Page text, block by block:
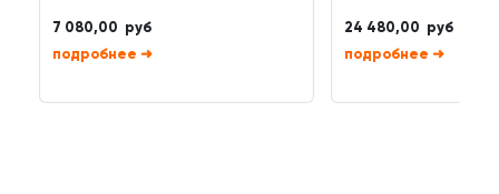
7 080,00 руб
➜
24 480,00 руб
➜